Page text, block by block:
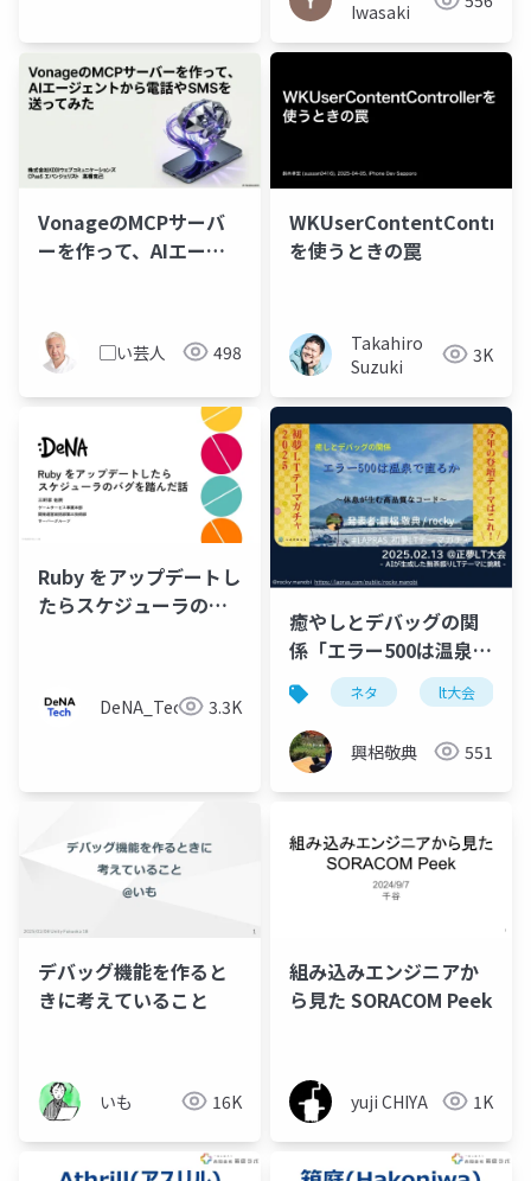
Iwasaki
VonageのMCPサーバ
ーを作って、AIエージ
▢い芸人 498
を使うときの罠
Takahiro
Suzuki
3K
Ruby をアップデートし
たらスケジューラのバ
DeNA_Tech 3.3K
癒やしとデバッグの関
係「エラー500は温泉で
直るか」休息が生む高
品質なコード
ネタ lt大会
興梠敬典 551
デバッグ機能を作ると
きに考えていること
いも 16K
組み込みエンジニアか
ら見た SORACOM Peek
yuji CHIYA 1K